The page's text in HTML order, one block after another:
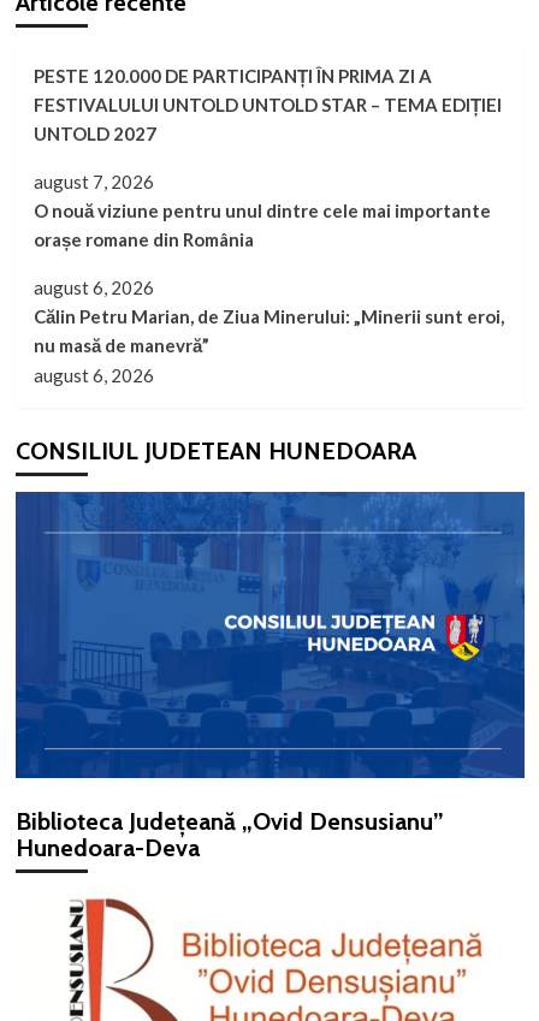
PESTE 120.000 DE PARTICIPANȚI ÎN PRIMA ZI A
FESTIVALULUI UNTOLD UNTOLD STAR – TEMA EDIȚIEI
UNTOLD 2027
august 7, 2026
O nouă viziune pentru unul dintre cele mai importante
orașe romane din România
august 6, 2026
Călin Petru Marian, de Ziua Minerului: „Minerii sunt eroi,
nu masă de manevră”
august 6, 2026
CONSILIUL JUDETEAN HUNEDOARA
Biblioteca Județeană „Ovid Densusianu”
Hunedoara-Deva